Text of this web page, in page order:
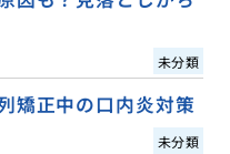
未分類
矯正中の口内炎対策
未分類